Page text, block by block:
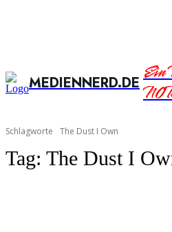
MEDIENNERD.DEEin
Schlagworte The Dust I Own
Tag: The Dust I